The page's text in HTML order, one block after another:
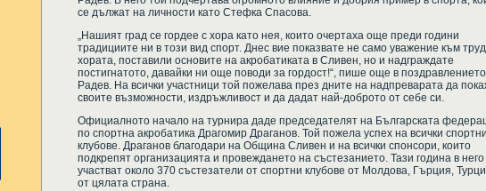
се дължат на личности като Стефка Спасова.
„Нашият град се гордее с хора като нея, които очертаха още преди години
традициите ни в този вид спорт. Днес вие показвате не само уважение към
хората, поставили основите на акробатиката в Сливен, но и надграждате
постигнатото, давайки ни още поводи за гордост!“, пише още в
Радев. На всички участници той пожелава през дните на надпреварата да
своите възможности, издръжливост и да дадат най-доброто от себе си.
Официалното начало на турнира даде председателят на Българската
по спортна акробатика Драгомир Драганов. Той пожела успех на всички спортни
клубове. Драганов благодари на Община Сливен и на всички спонсори, които
подкрепят организацията и провеждането на състезанието. Тази година в него
участват около 370 състезатели от спортни клубове от Молдова, Гърция,
от цялата страна.